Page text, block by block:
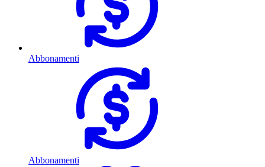
Abbonamenti
Abbonamenti